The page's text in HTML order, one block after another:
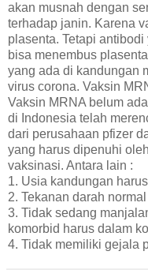
akan musnah dengan
terhadap janin. Karena
plasenta. Tetapi
bisa menembus
yang ada di kandungan
virus corona. Vaksin
Vaksin MRNA belum
di Indonesia telah
dari perusahaan pfizer
yang harus dipenuhi
vaksinasi. Antara lain :
1. Usia kandungan
2. Tekanan darah normal
3. Tidak sedang
komorbid harus dalam
4. Tidak memiliki gejala